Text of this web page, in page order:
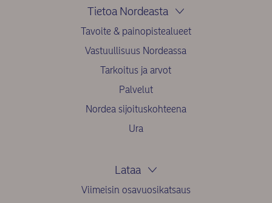
Tietoa Nordeasta
Tavoite & painopistealueet
Vastuullisuus Nordeassa
Tarkoitus ja arvot
Palvelut
Nordea sijoituskohteena
Ura
Lataa
Viimeisin osavuosikatsaus